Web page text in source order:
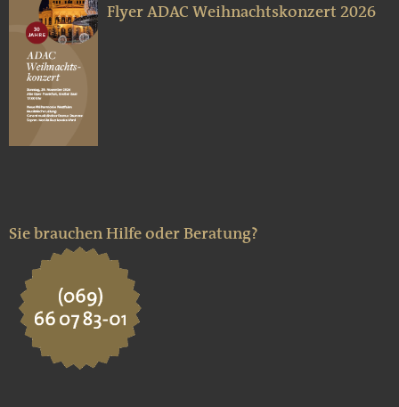
Flyer ADAC Weihnachtskonzert 2026
Sie brauchen Hilfe oder Beratung?